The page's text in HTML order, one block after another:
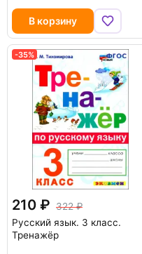
В корзину
-35%
210
322
Русский язык. 3 класс.
Тренажёр